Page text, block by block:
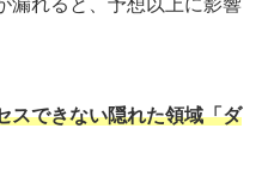
漏れると、予想以上に影響
スできない隠れた領域「ダ